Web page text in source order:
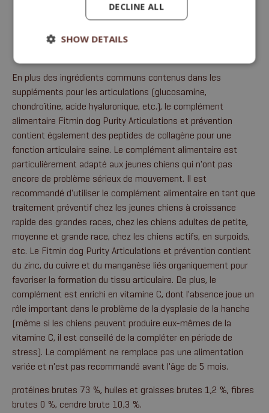
En plus des ingrédients communs contenus dans les
suppléments pour les articulations (glucosamine,
chondroïtine, acide hyaluronique, etc.), le complément
alimentaire Fitmin dog Purity Articulations et prévention
contient également des peptides de collagène pour une
fonction articulaire saine. Le complément alimentaire est
particulièrement adapté aux jeunes chiens qui n'ont pas
encore de problème sérieux de mouvement. Il est
recommandé d'utiliser le complément alimentaire en tant que
traitement préventif chez les jeunes chiens à croissance
rapide des grandes races, chez les chiens adultes de petite,
moyenne et grande race, chez les chiens actifs, en surpoids,
etc. Le Fitmin dog Purity Articulations et prévention contient
du zinc, du cuivre et du manganèse liés organiquement pour
favoriser la formation du tissu articulaire. De plus, le
complément est enrichi en vitamine C, dont l'absence joue un
rôle important dans le problème de la dysplasie de la hanche
(même si les chiens peuvent produire eux-mêmes de la
vitamine C, il est conseillé de la compléter en période de
stress). Le complément ne remplace pas une alimentation
variée et n'est pas recommandé avant l'âge de 5 mois.
protéines brutes 73 %, huiles et graisses brutes 1,2 %, fibres
brutes 0 %, cendre brute 10,3 %.
DECLINE ALL
SHOW DETAILS